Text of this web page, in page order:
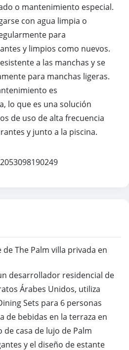
o mantenimiento especial.
con agua limpia o
para
y limpios como nuevos.
a las manchas y se
para manchas ligeras.
es
lo que es una solución
de uso de alta frecuencia
y junto a la piscina.
The Palm villa privada en
desarrollador residencial de
Árabes Unidos, utiliza
Sets para 6 personas
de bebidas en la terraza en
casa de lujo de Palm
y el diseño de estante